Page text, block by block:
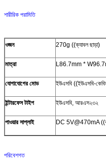
শারীরিক পরামিতি
ওজন 270g ((ক্যাবল ছাড়া)
মাত্রা L86.7mm *
যোগাযোগের মোড ইউএসবি ((ইউএসবি-
ইন্টারফেস টাইপ ইউএসবি, আরএস২৩২
পাওয়ার সাপ্লাই DC 5V@470mA
পরিবেশগত